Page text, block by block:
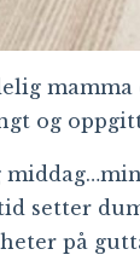
mamma
og oppgitt
setter
på